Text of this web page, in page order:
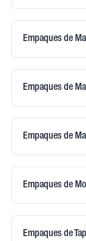
Empaques de
Empaques de
Empaques de
Empaques de
Empaques de